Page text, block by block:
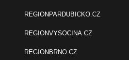
REGIONPARDUBICKO.CZ
REGIONVYSOCINA.CZ
REGIONBRNO.CZ